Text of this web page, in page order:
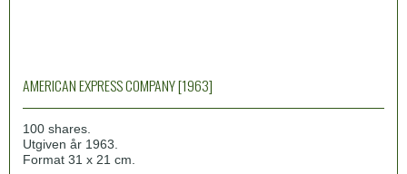
AMERICAN EXPRESS COMPANY [1963]
100 shares.
Utgiven år 1963.
Format 31 x 21 cm.